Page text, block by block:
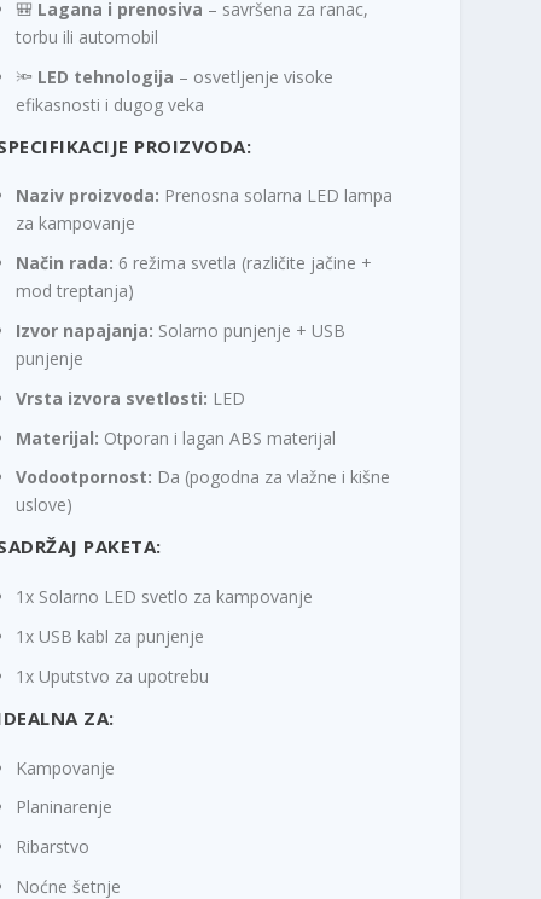
🎒 Lagana i prenosiva – savršena za ranac,
torbu ili automobil
🔦 LED tehnologija – osvetljenje visoke
efikasnosti i dugog veka
PROIZVODA:
Naziv proizvoda: Prenosna solarna LED lampa
za kampovanje
Način rada: 6 režima svetla (različite jačine +
mod treptanja)
Izvor napajanja: Solarno punjenje + USB
punjenje
Vrsta izvora svetlosti: LED
Materijal: Otporan i lagan ABS materijal
Vodootpornost: Da (pogodna za vlažne i kišne
uslove)
PAKETA:
1x Solarno LED svetlo za kampovanje
1x USB kabl za punjenje
1x Uputstvo za upotrebu
ZA:
Kampovanje
Planinarenje
Ribarstvo
Noćne šetnje